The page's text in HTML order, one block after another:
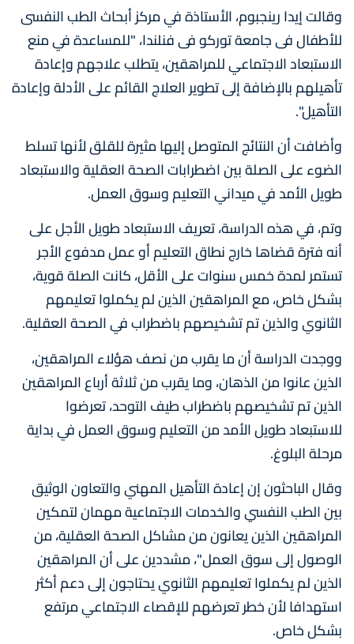
وقالت إيدا رينجبوم، الأستاذة في مركز أبحاث الطب النفسى
للأطفال فى جامعة توركو فى فنلندا، "للمساعدة في منع
الاستبعاد الاجتماعي للمراهقين، يتطلب علاجهم وإعادة
تأهيلهم بالإضافة إلى تطوير العلاج القائم على الأدلة وإعادة
التأهيل".
وأضافت أن النتائج المتوصل إليها مثيرة للقلق لأنها تسلط
الضوء على الصلة بين اضطرابات الصحة العقلية والاستبعاد
طويل الأمد في ميداني التعليم وسوق العمل.
وتم، في هذه الدراسة، تعريف الاستبعاد طويل الأجل على
أنه فترة قضاها خارج نطاق التعليم أو عمل مدفوع الأجر
تستمر لمدة خمس سنوات على الأقل، كانت الصلة قوية،
بشكل خاص، مع المراهقين الذين لم يكملوا تعليمهم
الثانوي والذين تم تشخيصهم باضطراب في الصحة العقلية.
ووجدت الدراسة أن ما يقرب من نصف هؤلاء المراهقين،
الذين عانوا من الذهان، وما يقرب من ثلاثة أرباع المراهقين
الذين تم تشخيصهم باضطراب طيف التوحد، تعرضوا
للاستبعاد طويل الأمد من التعليم وسوق العمل في بداية
مرحلة البلوغ.
وقال الباحثون إن إعادة التأهيل المهني والتعاون الوثيق
بين الطب النفسي والخدمات الاجتماعية مهمان لتمكين
المراهقين الذين يعانون من مشاكل الصحة العقلية، من
الوصول إلى سوق العمل"، مشددين على أن المراهقين
الذين لم يكملوا تعليمهم الثانوي يحتاجون إلى دعم أكثر
استهدافا لأن خطر تعرضهم للإقصاء الاجتماعي مرتفع
بشكل خاص.